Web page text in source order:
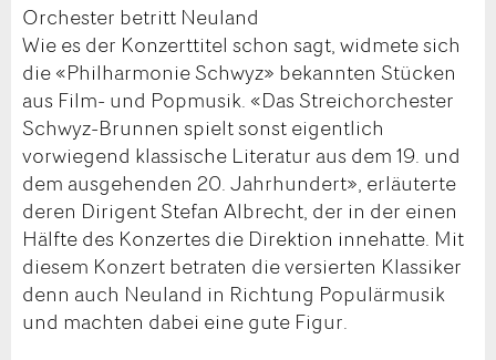
Orchester betritt Neuland
Wie es der Konzerttitel schon sagt, widmete sich
die «Philharmonie Schwyz» bekannten Stücken
aus Film- und Popmusik. «Das Streichorchester
Schwyz-Brunnen spielt sonst eigentlich
vorwiegend klassische Literatur aus dem 19. und
dem ausgehenden 20. Jahrhundert», erläuterte
deren Dirigent Stefan Albrecht, der in der einen
Hälfte des Konzertes die Direktion innehatte. Mit
diesem Konzert betraten die versierten Klassiker
denn auch Neuland in Richtung Populärmusik
und machten dabei eine gute Figur.